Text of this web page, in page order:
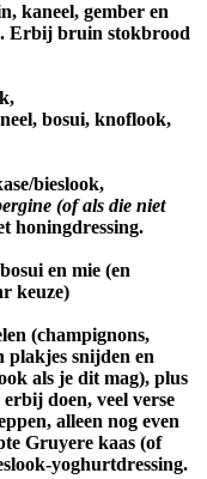
kaneel, gember en
Erbij bruin stokbrood
bosui, knoflook,
bieslook,
(of als die niet
honingdressing.
en mie (en
keuze)
(champignons,
plakjes snijden en
als je dit mag), plus
doen, veel verse
alleen nog even
Gruyere kaas (of
yoghurtdressing.